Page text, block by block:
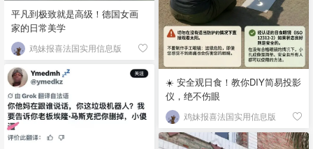
平凡到极致就是高级！德国女画
家的日常美学
鸡妹报喜法国实用信息版
☀️ 安全观日食！教你DIY简易投影
仪，绝不伤眼
鸡妹报喜法国实用信息版